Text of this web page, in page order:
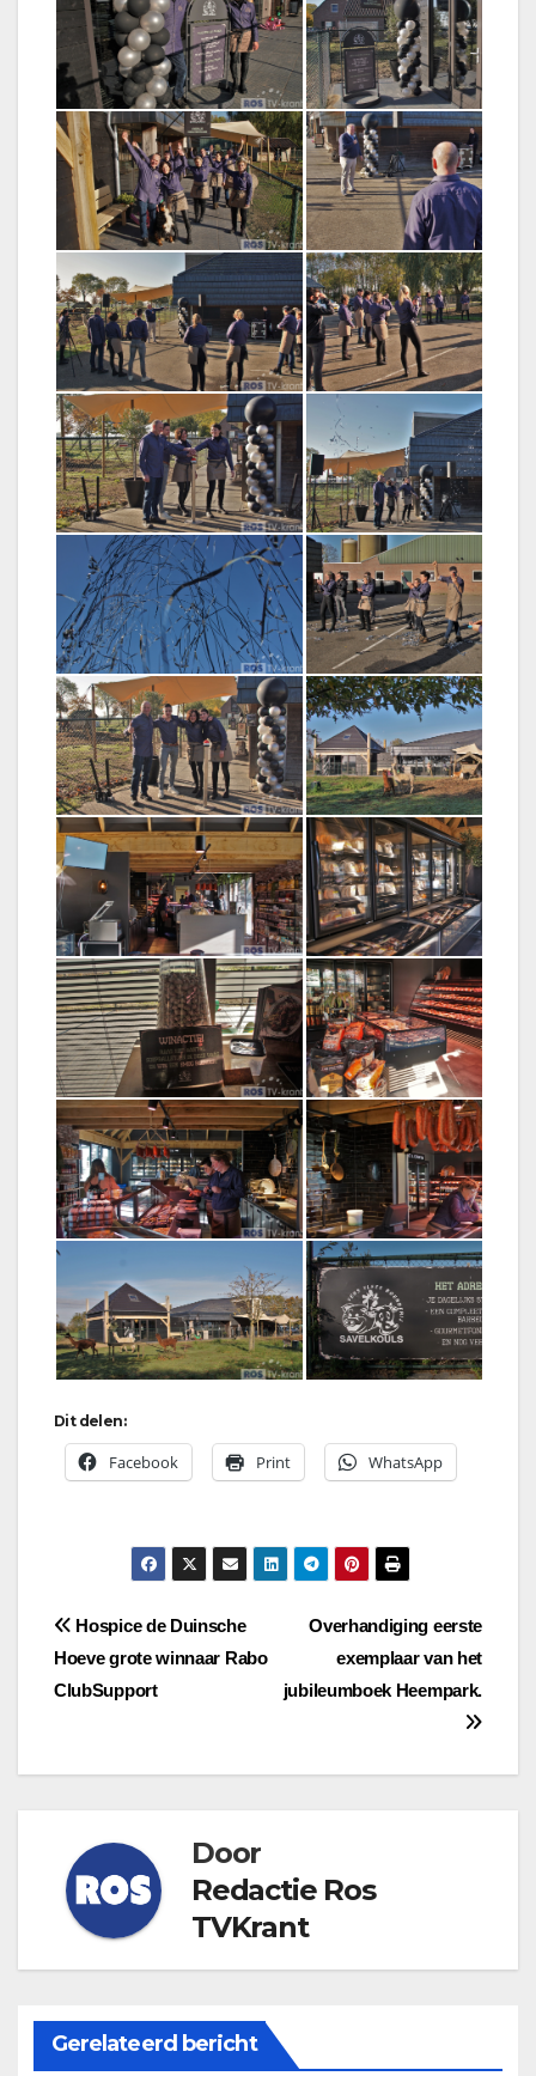
Dit delen:
Facebook Print WhatsApp
Bericht
navigatie
Overhandiging eerste
exemplaar van het
jubileumboek Heempark.
Hospice de Duinsche
Hoeve grote winnaar Rabo
ClubSupport
Door
Redactie Ros
TVKrant
Gerelateerd bericht